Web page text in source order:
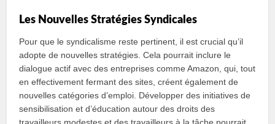
Les Nouvelles Stratégies Syndicales
Pour que le syndicalisme reste pertinent, il est crucial qu’il
adopte de nouvelles stratégies. Cela pourrait inclure le
dialogue actif avec des entreprises comme Amazon, qui, tout
en effectivement fermant des sites, créent également de
nouvelles catégories d’emploi. Développer des initiatives de
sensibilisation et d’éducation autour des droits des